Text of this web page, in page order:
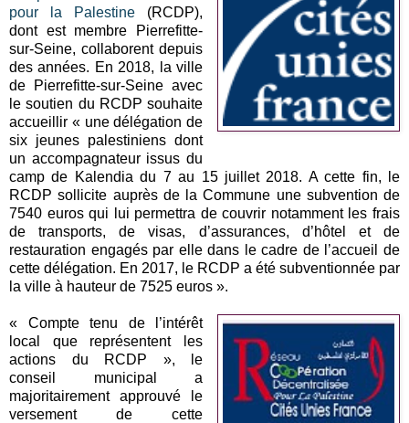
pour la Palestine (RCDP),
dont est membre Pierrefitte-
sur-Seine, collaborent depuis
des années. En 2018, la ville
de Pierrefitte-sur-Seine avec
le soutien du RCDP souhaite
accueillir « une délégation de
six jeunes palestiniens dont
un accompagnateur issus du
camp de Kalendia du 7 au 15 juillet 2018. A cette fin, le
RCDP sollicite auprès de la Commune une subvention de
7540 euros qui lui permettra de couvrir notamment les frais
de transports, de visas, d’assurances, d’hôtel et de
restauration engagés par elle dans le cadre de l’accueil de
cette délégation. En 2017, le RCDP a été subventionnée par
la ville à hauteur de 7525 euros ».
« Compte tenu de l’intérêt
local que représentent les
actions du RCDP », le
conseil municipal a
majoritairement approuvé le
versement de cette